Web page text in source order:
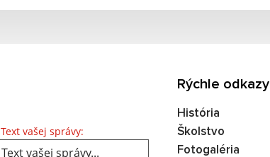
Text vašej správy: Text vašej správy...
Rýchle odkazy
História
Školstvo
Fotogaléria